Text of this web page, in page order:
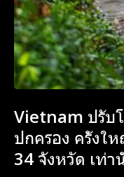
Vietnam ปรับ
ปกครอง ครั้งใ
34 จังหวัด เท่า